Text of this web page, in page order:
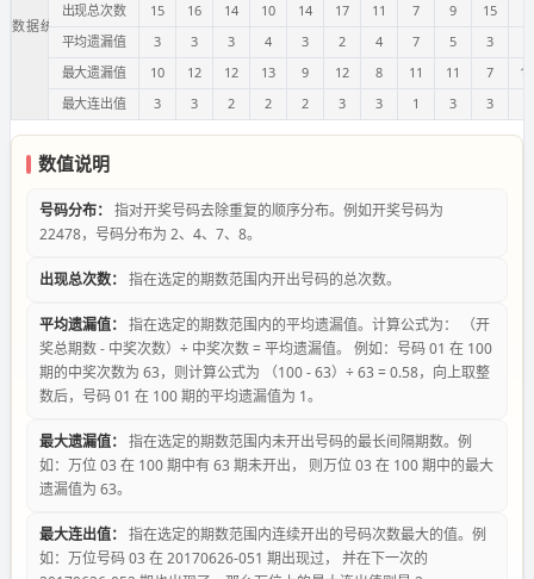
数据统计
出现总次数
15 16 14 10 14 17 11 7 9 15
平均遗漏值
3 3 3 4 3 2 4 7 5 3
最大遗漏值
10 12 12 13 9 12 8 11 11 7
17
最大连出值
3 3 2 2 2 3 3 1 3 3
数值说明
号码分布： 指对开奖号码去除重复的顺序分布。例如开奖号码为
22478，号码分布为 2、4、7、8。
出现总次数： 指在选定的期数范围内开出号码的总次数。
平均遗漏值： 指在选定的期数范围内的平均遗漏值。计算公式为： （开
奖总期数 - 中奖次数）÷ 中奖次数 = 平均遗漏值。 例如：号码 01 在 100
期的中奖次数为 63，则计算公式为 （100 - 63）÷ 63 = 0.58，向上取整
数后，号码 01 在 100 期的平均遗漏值为 1。
最大遗漏值： 指在选定的期数范围内未开出号码的最长间隔期数。例
如：万位 03 在 100 期中有 63 期未开出， 则万位 03 在 100 期中的最大
遗漏值为 63。
最大连出值： 指在选定的期数范围内连续开出的号码次数最大的值。例
如：万位号码 03 在 20170626-051 期出现过， 并在下一次的